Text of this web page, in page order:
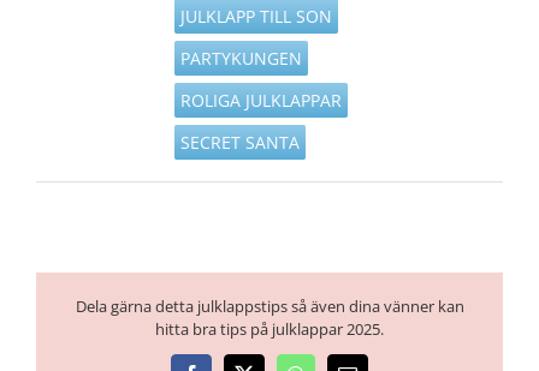
JULKLAPP TILL SON
PARTYKUNGEN
ROLIGA JULKLAPPAR
SECRET SANTA
Dela gärna detta julklappstips så även dina vänner kan
hitta bra tips på julklappar 2025.